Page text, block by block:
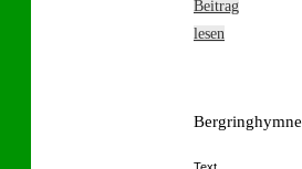
Beitrag
lesen
Bergringhymne